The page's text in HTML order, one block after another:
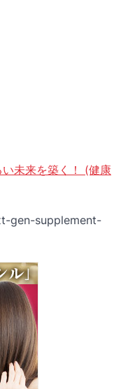
未来を築く！ (健康
gen-supplement-